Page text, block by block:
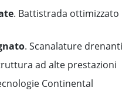
. Battistrada ottimizzato
. Scanalature drenanti
ad alte prestazioni
Continental